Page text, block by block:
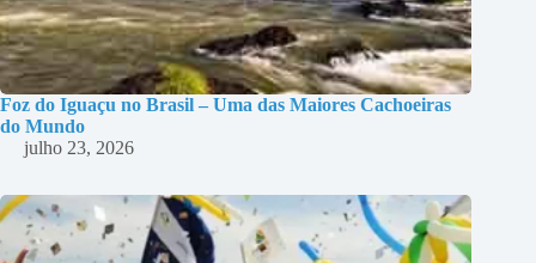
Foz do Iguaçu no Brasil – Uma das Maiores Cachoeiras
do Mundo
julho 23, 2026